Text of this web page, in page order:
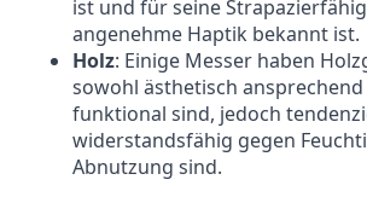
ist und für seine
angenehme Haptik bekannt ist.
Holz: Einige Messer haben
sowohl ästhetisch ansprechend
funktional sind, jedoch
widerstandsfähig gegen
Abnutzung sind.